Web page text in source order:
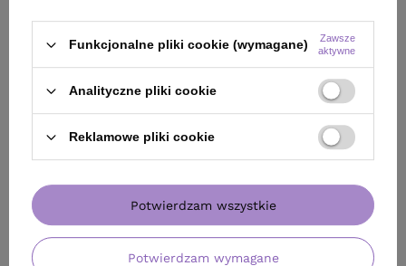
KLIENCI, KTÓRZY KUPILI TEN
PRODUKT KUPILI TAKŻE
Funkcjonalne pliki cookie (wymagane)
Zawsze
aktywne
Analityczne pliki cookie
Reklamowe pliki cookie
Potwierdzam wymagane
Potwierdzam wszystkie